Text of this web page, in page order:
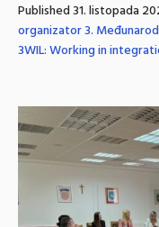
Published31. listopada
organizator 3.
3WIL: Working in